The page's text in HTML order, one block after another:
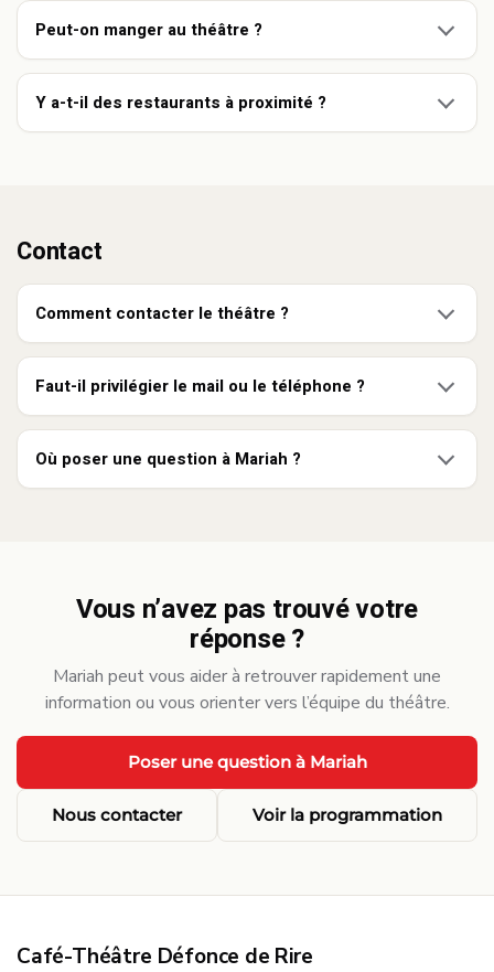
Peut-on manger au théâtre ?
Y a-t-il des restaurants à proximité ?
Contact
Comment contacter le théâtre ?
Faut-il privilégier le mail ou le téléphone ?
Où poser une question à Mariah ?
Vous n’avez pas trouvé votre
réponse ?
Mariah peut vous aider à retrouver rapidement une
information ou vous orienter vers l’équipe du théâtre.
Poser une question à Mariah
Nous contacter Voir la programmation
Café-Théâtre Défonce de Rire